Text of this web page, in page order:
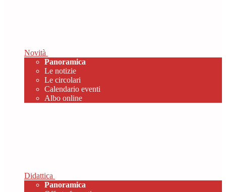
Novità
Panoramica
Le notizie
Le circolari
Calendario eventi
Albo online
Didattica
Panoramica